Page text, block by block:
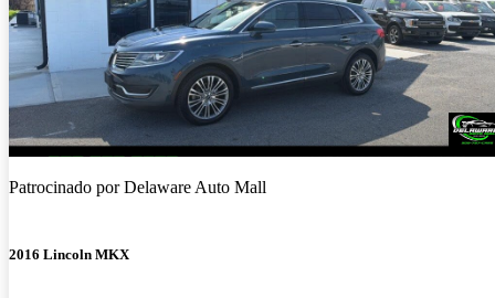
Patrocinado porDelaware Auto Mall
2016 Lincoln MKX